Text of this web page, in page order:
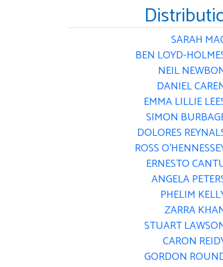
SARAH
BEN LOYD-
NEIL
DANIEL
EMMA LILLIE
SIMON
DOLORES
ROSS
ERNESTO
ANGELA
PHELIM
ZARRA
STUART
CARON
GORDON